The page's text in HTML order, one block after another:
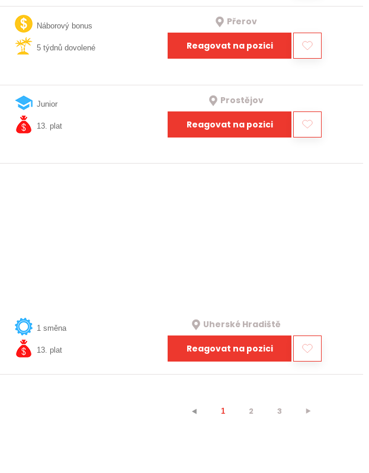
Náborový bonus
5 týdnů dovolené
Přerov
Reagovat na pozici
Junior
13. plat
Prostějov
Reagovat na pozici
1 směna
13. plat
Uherské Hradiště
Reagovat na pozici
⯇ 1 2 3 ⯈